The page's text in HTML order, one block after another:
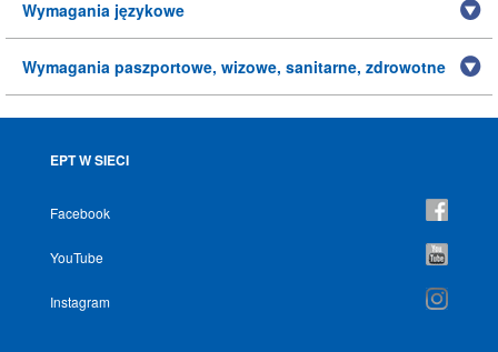
Wymagania językowe
Wymagania paszportowe, wizowe, sanitarne, zdrowotne
EPT W SIECI
Facebook
YouTube
Instagram